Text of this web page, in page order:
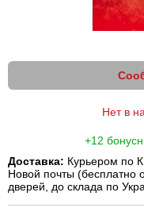
Нет в
+12
Доставка: Курьером по
Новой почты (бесплатно
дверей, до склада по